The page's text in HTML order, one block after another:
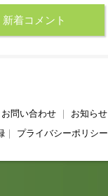
新着コメント
お問い合わせ｜ お知らせ
｜ プライバシーポリシー